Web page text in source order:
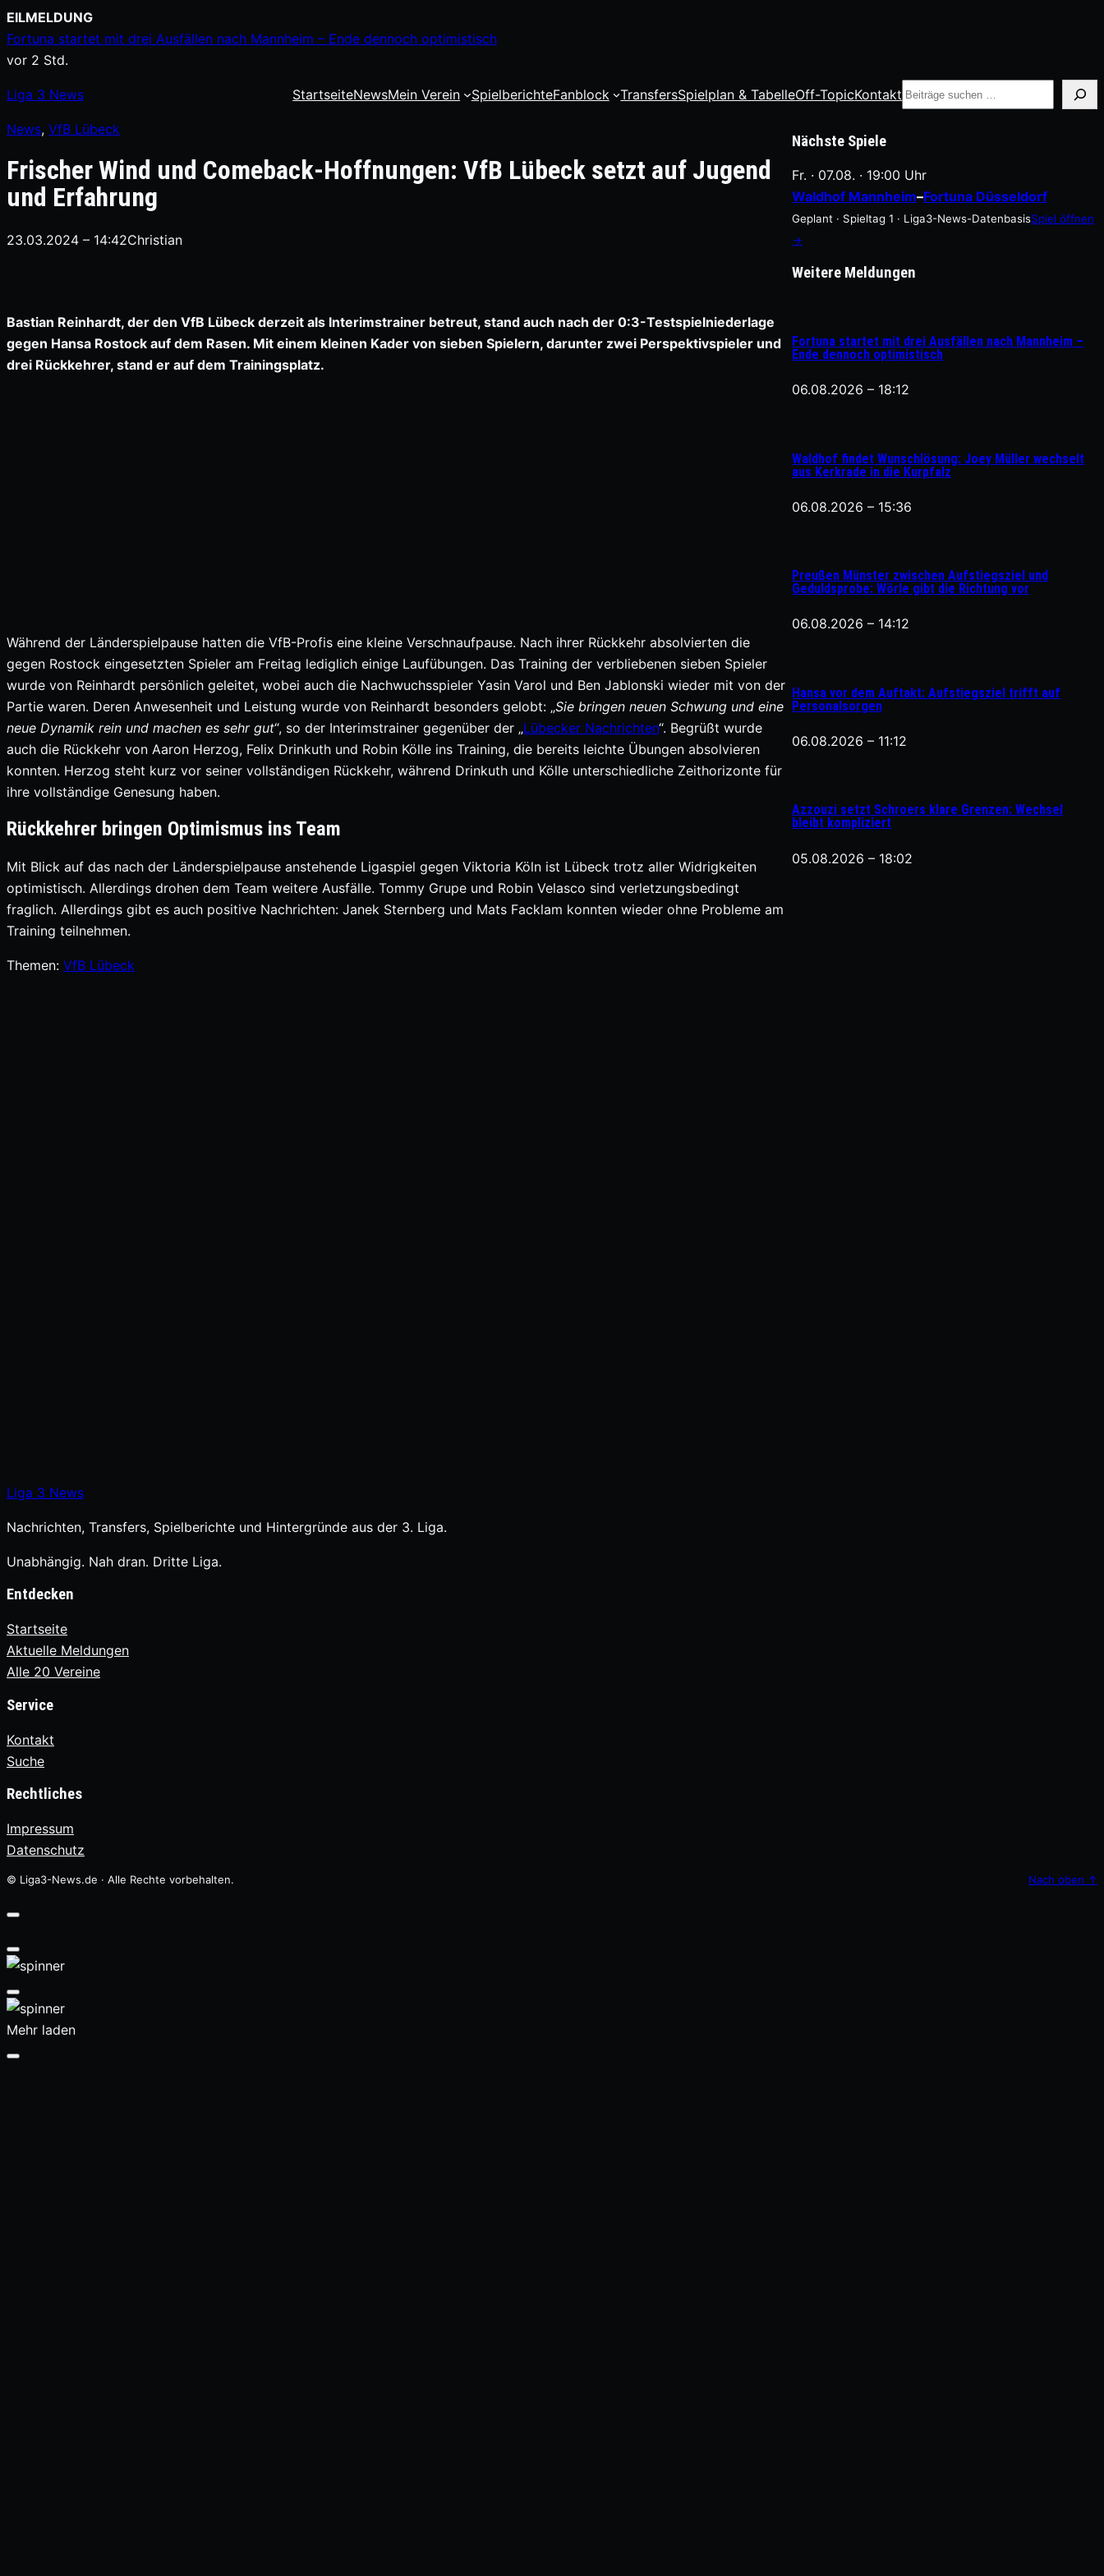
Zum
Inhalt
springen
EILMELDUNG
Fortuna startet mit drei Ausfällen nach Mannheim – Ende dennoch optimistisch
vor 2 Std.
Liga 3 News StartseiteNewsMein Verein SpielberichteFanblock TransfersSpielplan & TabelleOff-TopicKontakt Suche
News, VfB Lübeck
Frischer Wind und Comeback-Hoffnungen: VfB Lübeck setzt auf Jugend
und Erfahrung
23.03.2024 – 14:42Christian
Bastian Reinhardt, der den VfB Lübeck derzeit als Interimstrainer betreut, stand auch nach der 0:3-Testspielniederlage
gegen Hansa Rostock auf dem Rasen. Mit einem kleinen Kader von sieben Spielern, darunter zwei Perspektivspieler und
drei Rückkehrer, stand er auf dem Trainingsplatz.
Während der Länderspielpause hatten die VfB-Profis eine kleine Verschnaufpause. Nach ihrer Rückkehr absolvierten die
gegen Rostock eingesetzten Spieler am Freitag lediglich einige Laufübungen. Das Training der verbliebenen sieben Spieler
wurde von Reinhardt persönlich geleitet, wobei auch die Nachwuchsspieler Yasin Varol und Ben Jablonski wieder mit von der
Partie waren. Deren Anwesenheit und Leistung wurde von Reinhardt besonders gelobt: „Sie bringen neuen Schwung und eine
neue Dynamik rein und machen es sehr gut“, so der Interimstrainer gegenüber der „Lübecker Nachrichten“. Begrüßt wurde
auch die Rückkehr von Aaron Herzog, Felix Drinkuth und Robin Kölle ins Training, die bereits leichte Übungen absolvieren
konnten. Herzog steht kurz vor seiner vollständigen Rückkehr, während Drinkuth und Kölle unterschiedliche Zeithorizonte für
ihre vollständige Genesung haben.
Rückkehrer bringen Optimismus ins Team
Mit Blick auf das nach der Länderspielpause anstehende Ligaspiel gegen Viktoria Köln ist Lübeck trotz aller Widrigkeiten
optimistisch. Allerdings drohen dem Team weitere Ausfälle. Tommy Grupe und Robin Velasco sind verletzungsbedingt
fraglich. Allerdings gibt es auch positive Nachrichten: Janek Sternberg und Mats Facklam konnten wieder ohne Probleme am
Training teilnehmen.
Themen: VfB Lübeck
Nächste Spiele
Fr. · 07.08. · 19:00 Uhr
Waldhof Mannheim–Fortuna Düsseldorf
Geplant · Spieltag 1 · Liga3-News-DatenbasisSpiel öffnen
→
Weitere Meldungen
Fortuna startet mit drei Ausfällen nach Mannheim –
Ende dennoch optimistisch
06.08.2026 – 18:12
Waldhof findet Wunschlösung: Joey Müller wechselt
aus Kerkrade in die Kurpfalz
06.08.2026 – 15:36
Preußen Münster zwischen Aufstiegsziel und
Geduldsprobe: Wörle gibt die Richtung vor
06.08.2026 – 14:12
Hansa vor dem Auftakt: Aufstiegsziel trifft auf
Personalsorgen
06.08.2026 – 11:12
Azzouzi setzt Schroers klare Grenzen: Wechsel
bleibt kompliziert
05.08.2026 – 18:02
Liga 3 News
Nachrichten, Transfers, Spielberichte und Hintergründe aus der 3. Liga.
Unabhängig. Nah dran. Dritte Liga.
Entdecken
Startseite
Aktuelle Meldungen
Alle 20 Vereine
Service
Kontakt
Suche
Rechtliches
Impressum
Datenschutz
© Liga3-News.de · Alle Rechte vorbehalten. Nach oben ↑
Mehr laden